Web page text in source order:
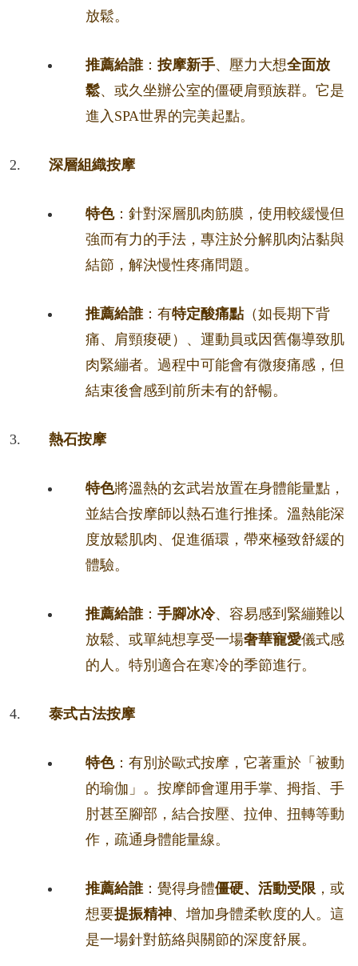
放鬆。
推薦給誰： 按摩新手、壓力大想全面放
鬆、或久坐辦公室的僵硬肩頸族群。它是
進入SPA世界的完美起點。
深層組織按摩
特色：針對深層肌肉筋膜，使用較緩慢但
強而有力的手法，專注於分解肌肉沾黏與
結節，解決慢性疼痛問題。
推薦給誰：有特定酸痛點（如長期下背
痛、肩頸痠硬）、運動員或因舊傷導致肌
肉緊繃者。過程中可能會有微痠痛感，但
結束後會感到前所未有的舒暢。
熱石按摩
特色將溫熱的玄武岩放置在身體能量點，
並結合按摩師以熱石進行推揉。溫熱能深
度放鬆肌肉、促進循環，帶來極致舒緩的
體驗。
推薦給誰： 手腳冰冷、容易感到緊繃難以
放鬆、或單純想享受一場奢華寵愛儀式感
的人。特別適合在寒冷的季節進行。
泰式古法按摩
特色：有別於歐式按摩，它著重於「被動
的瑜伽」。按摩師會運用手掌、拇指、手
肘甚至腳部，結合按壓、拉伸、扭轉等動
作，疏通身體能量線。
推薦給誰：覺得身體僵硬、活動受限 ，或
想要提振精神、增加身體柔軟度的人。這
是一場針對筋絡與關節的深度舒展。